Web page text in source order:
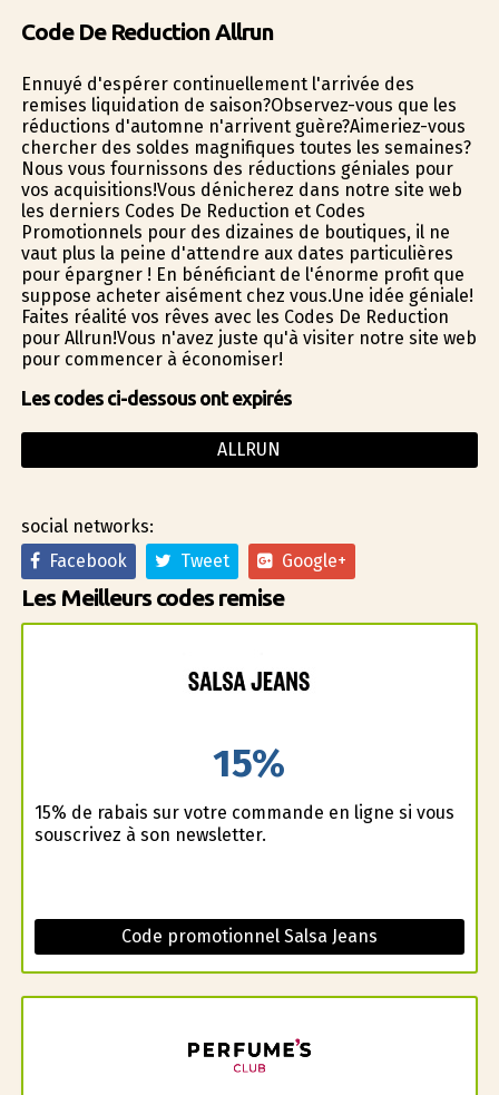
Code De Reduction Allrun
Ennuyé d'espérer continuellement l'arrivée des
remises liquidation de saison?Observez-vous que les
réductions d'automne n'arrivent guère?Aimeriez-vous
chercher des soldes magnifiques toutes les semaines?
Nous vous fournissons des réductions géniales pour
vos acquisitions!Vous dénicherez dans notre site web
les derniers Codes De Reduction et Codes
Promotionnels pour des dizaines de boutiques, il ne
vaut plus la peine d'attendre aux dates particulières
pour épargner ! En bénéficiant de l'énorme profit que
suppose acheter aisément chez vous.Une idée géniale!
Faites réalité vos rêves avec les Codes De Reduction
pour Allrun!Vous n'avez juste qu'à visiter notre site web
pour commencer à économiser!
Les codes ci-dessous ont expirés
ALLRUN
social networks:
Facebook
Tweet Google+
Les Meilleurs codes remise
15%
15% de rabais sur votre commande en ligne si vous
souscrivez à son newsletter.
Code promotionnel Salsa Jeans